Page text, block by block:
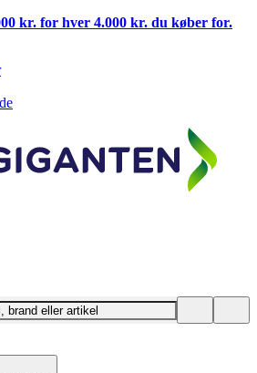
kr. for hver 4.000 kr. du køber for.